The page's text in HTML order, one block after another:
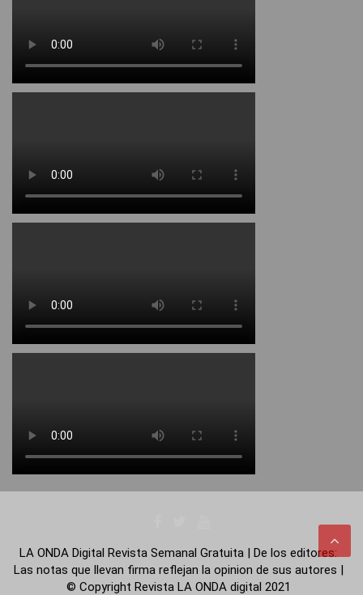
LA ONDA Digital Revista Semanal Gratuita | De los editores:
Las notas que llevan firma reflejan la opinion de sus autores |
© Copyright Revista LA ONDA digital 2021